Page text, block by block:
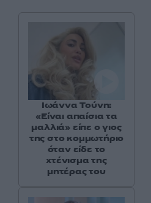
Ιωάννα Τούνη:
«Είναι απαίσια τα
μαλλιά» είπε ο γιος
της στο κομμωτήριο
όταν είδε το
χτένισμα της
μητέρας του